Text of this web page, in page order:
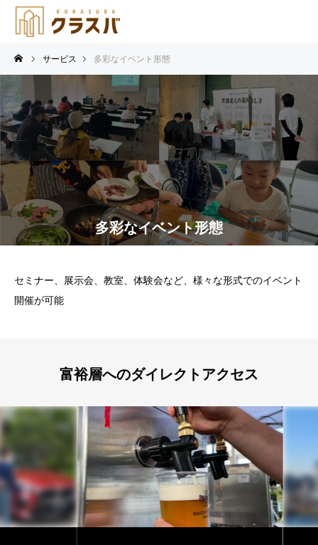
サービス 多彩なイベント形態
多彩なイベント形態
セミナー、展示会、教室、体験会など、様々な形式でのイベント
開催が可能
富裕層へのダイレクトアクセス